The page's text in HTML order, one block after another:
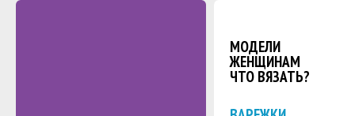
МОДЕЛИ
ЖЕНЩИНАМ
ЧТО ВЯЗАТЬ?